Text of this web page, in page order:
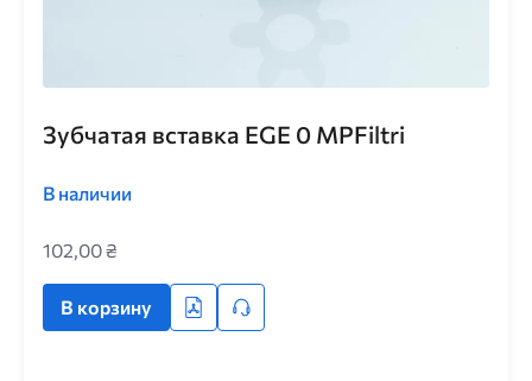
Зубчатая вставка EGE 0 MPFiltri
В наличии
102,00 ₴
В корзину